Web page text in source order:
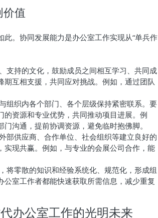
值
。协同发展能力是办公室工作实现从“单兵作
支持的文化，鼓励成员之间相互学习、共同成
互相支援，共同应对挑战。例如，通过团队
组织内各个部门、各个层级保持紧密联系。要
资源和专业优势，共同推动项目进展。例
沟通，提前协调资源，避免临时抱佛脚。
部供应商、合作单位、社会组织等建立良好的
现共赢。例如，与专业的会展公司合作，能
将零散的知识和经验系统化、规范化，形成组
室工作者都能快速获取所需信息，减少重复
办公室工作的光明未来